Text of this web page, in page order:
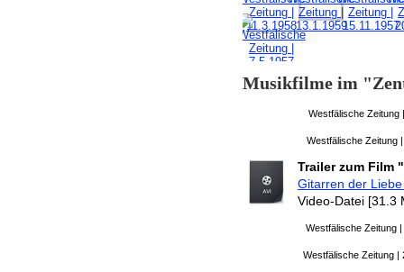
Musikfilme im
Westfälische Zeitung
Westfälische Zeitung
Trailer zum Film
Gitarren der
Video-Datei [31.3
Westfälische Zeitung
Westfälische Zeitung |